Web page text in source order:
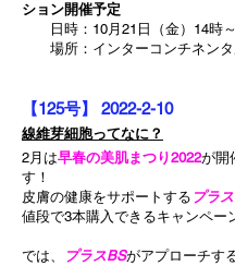
ション開催予定
日時：10月21日（金）14時
場所：インターコンチネンタ
【125号】 2022-2-10
線維芽細胞ってなに？
2月は早春の美肌まつり2022が開
す！
皮膚の健康をサポートする プラ
値段で3本購入できるキャンペー
では、 プラスBSがアプローチす